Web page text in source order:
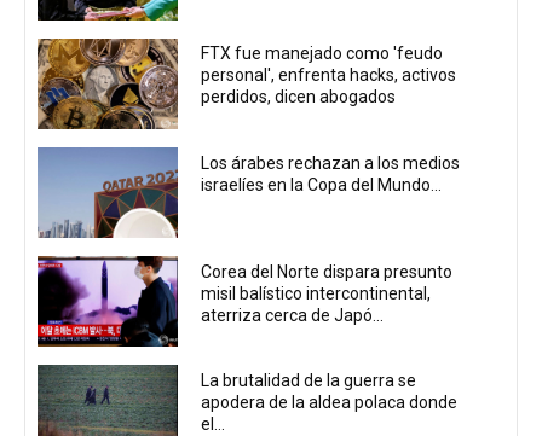
FTX fue manejado como 'feudo
personal', enfrenta hacks, activos
perdidos, dicen abogados
Los árabes rechazan a los medios
israelíes en la Copa del Mundo...
Corea del Norte dispara presunto
misil balístico intercontinental,
aterriza cerca de Japó...
La brutalidad de la guerra se
apodera de la aldea polaca donde
el...